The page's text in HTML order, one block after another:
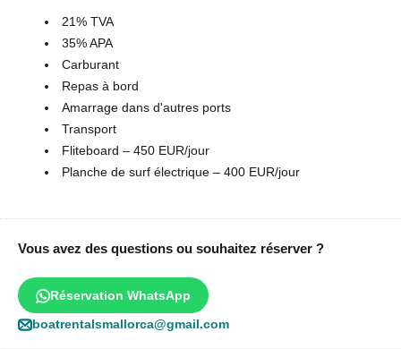
21% TVA
35% APA
Carburant
Repas à bord
Amarrage dans d'autres ports
Transport
Fliteboard – 450 EUR/jour
Planche de surf électrique – 400 EUR/jour
Vous avez des questions ou souhaitez réserver ?
Réservation WhatsApp
boatrentalsmallorca@gmail.com